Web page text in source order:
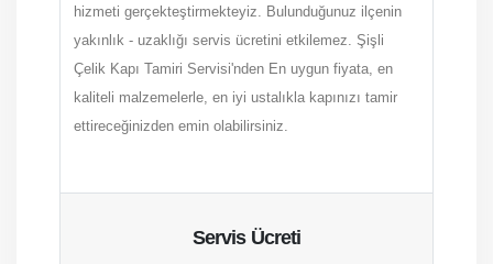
hizmeti gerçekteştirmekteyiz. Bulunduğunuz ilçenin
yakınlık - uzaklığı servis ücretini etkilemez. Şişli
Çelik Kapı Tamiri Servisi'nden En uygun fiyata, en
kaliteli malzemelerle, en iyi ustalıkla kapınızı tamir
ettireceğinizden emin olabilirsiniz.
Servis Ücreti